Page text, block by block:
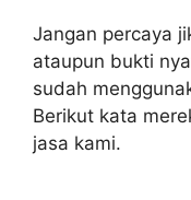
Jangan percaya
ataupun bukti
sudah
Berikut kata
jasa kami.